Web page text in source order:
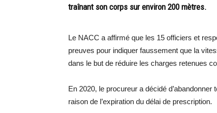
traînant son corps sur environ 200 mètres.
Le NACC a affirmé que les 15 officiers et
preuves pour indiquer faussement que la
dans le but de réduire les charges retenues
En 2020, le procureur a décidé
raison de l’expiration du délai de prescription.